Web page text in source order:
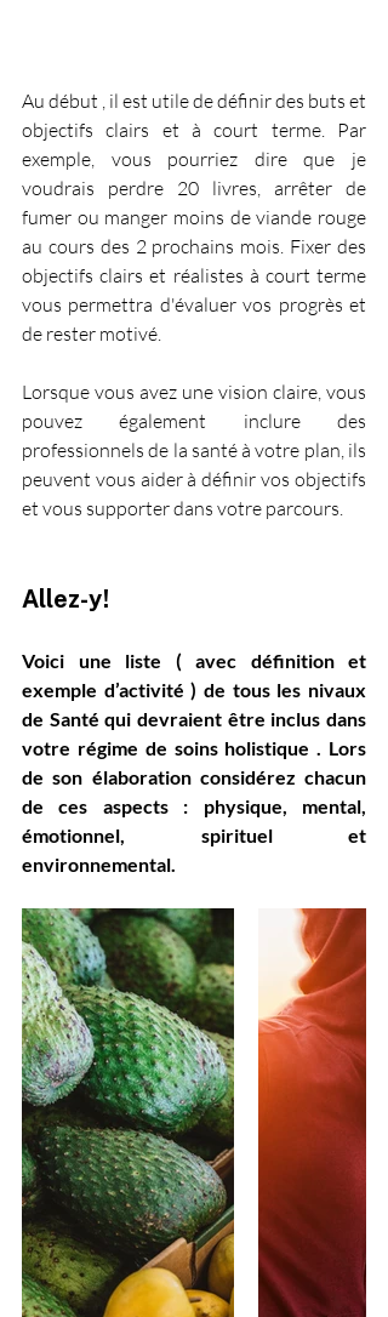
Au début , il est utile de définir des buts et
objectifs clairs et à court terme. Par
exemple, vous pourriez dire que je
voudrais perdre 20 livres, arrêter de
fumer ou manger moins de viande rouge
au cours des 2 prochains mois. Fixer des
objectifs clairs et réalistes à court terme
vous permettra d'évaluer vos progrès et
de rester motivé.
Lorsque vous avez une vision claire, vous
pouvez également inclure des
professionnels de la santé à votre plan, ils
peuvent vous aider à définir vos objectifs
et vous supporter dans votre parcours.
Allez-y!
Voici une liste ( avec définition et
exemple d’activité ) de tous les nivaux
de Santé qui devraient être inclus dans
votre régime de soins holistique . Lors
de son élaboration considérez chacun
de ces aspects : physique, mental,
émotionnel, spirituel et
environnemental.